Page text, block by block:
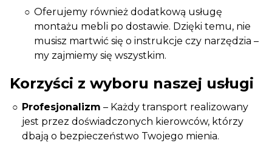
Oferujemy również dodatkową usługę
montażu mebli po dostawie. Dzięki temu, nie
musisz martwić się o instrukcje czy narzędzia –
my zajmiemy się wszystkim.
Korzyści z wyboru naszej usługi
Profesjonalizm – Każdy transport realizowany
jest przez doświadczonych kierowców, którzy
dbają o bezpieczeństwo Twojego mienia.